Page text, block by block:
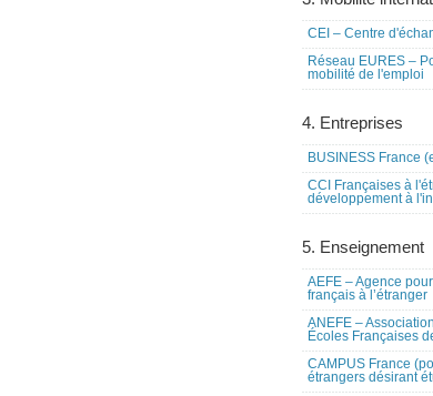
CEI – Centre
Réseau EURES –
mobilité de l'emploi
4. Entreprises
BUSINESS France
CCI Françaises à
développement à
5. Enseignement
AEFE – Agence
français à l’étranger
ANEFE –
Écoles Françaises
CAMPUS France
étrangers désirant